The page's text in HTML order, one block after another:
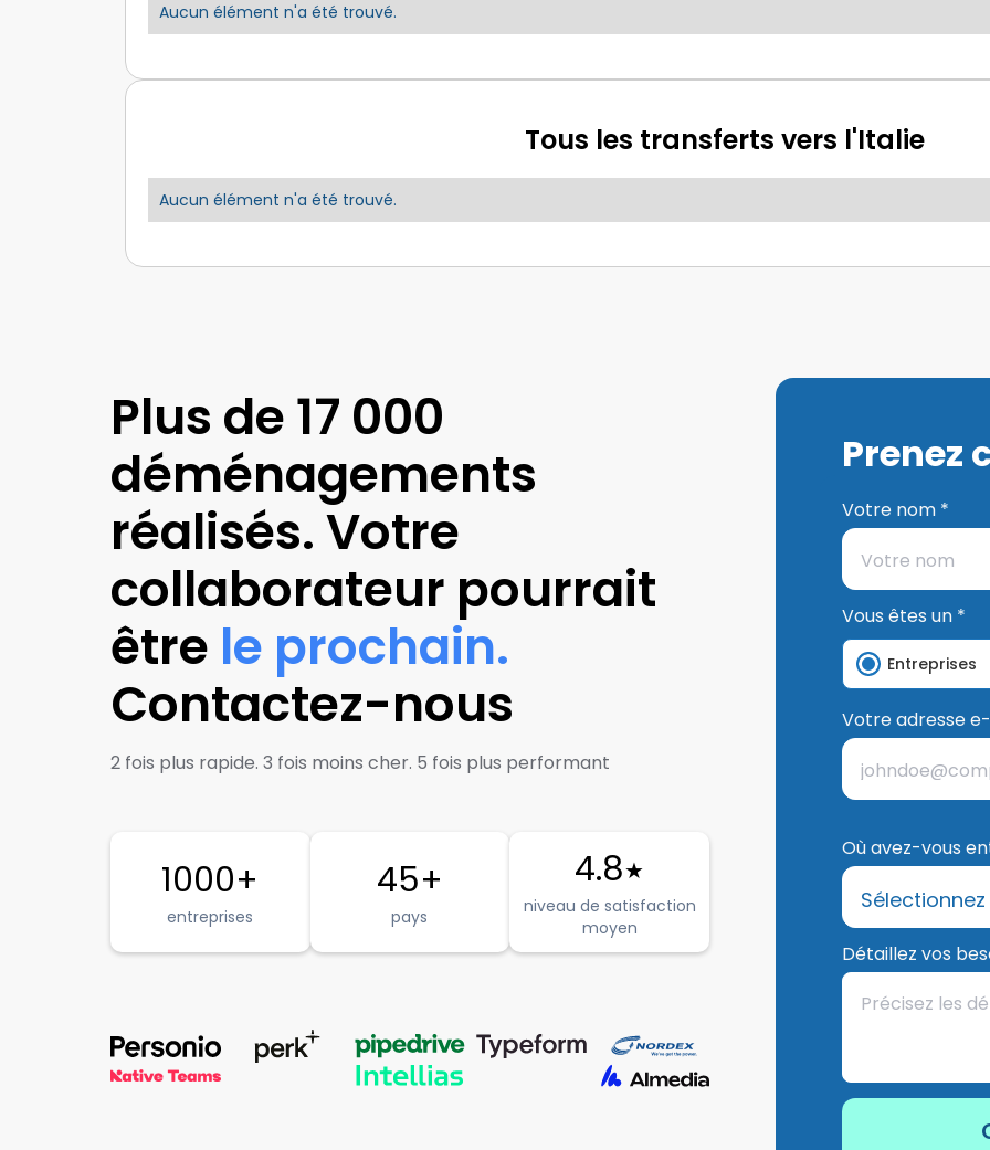
Aucun élément n'a été trouvé.
Tous les transferts vers l'Italie
Aucun élément n'a été trouvé.
Plus de 17 000
déménagements
réalisés. Votre
collaborateur pourrait
être le prochain.
Contactez-nous
2 fois plus rapide. 3 fois moins cher. 5 fois plus performant
1000+
entreprises
45+
pays
4.8★
niveau de satisfaction
moyen
Prenez
Votre nom *
Vous êtes un *
Entreprises
Votre adresse
Où avez-vous
Détaillez vos